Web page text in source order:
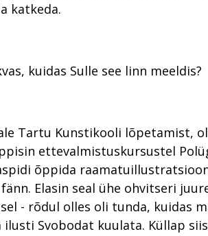
katkeda.
kuidas Sulle see linn meeldis?
Tartu Kunstikooli lõpetamist,
ettevalmistuskursustel
õppida
Elasin seal ühe ohvitseri
- rõdul olles oli tunda, kuidas
Svobodat kuulata. Küllap